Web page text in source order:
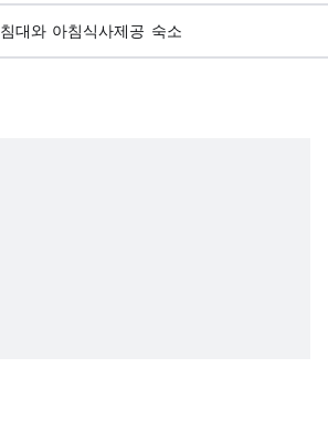
침대와 아침식사제공 숙소